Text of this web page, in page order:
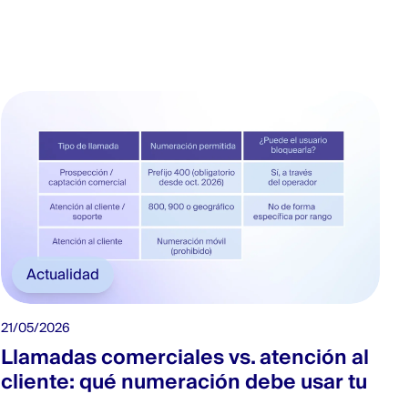
Actualidad
21/05/2026
Llamadas comerciales vs. atención al
cliente: qué numeración debe usar tu